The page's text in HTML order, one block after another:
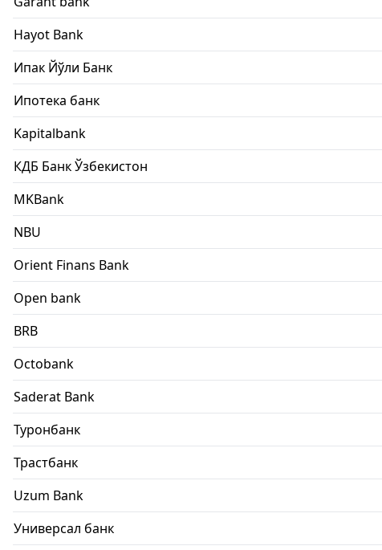
Hayot Bank
Ипак Йўли Банк
Ипотека банк
Kapitalbank
КДБ Банк Ўзбекистон
MKBank
NBU
Orient Finans Bank
Open bank
BRB
Octobank
Saderat Bank
Туронбанк
Трастбанк
Uzum Bank
Универсал банк